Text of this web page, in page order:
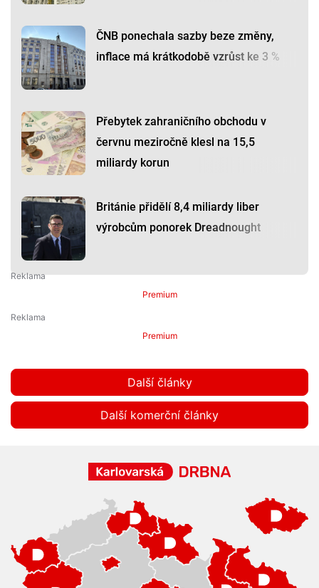
ČNB ponechala sazby beze změny,
inflace má krátkodobě vzrůst ke 3 %
Přebytek zahraničního obchodu v
červnu meziročně klesl na 15,5
miliardy korun
Británie přidělí 8,4 miliardy liber
výrobcům ponorek Dreadnought
Premium
Premium
Další články
Další komerční články